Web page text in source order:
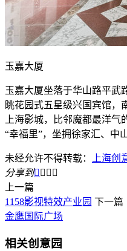
玉嘉大厦
玉嘉大厦坐落于华山路平武
眺花园式五星级兴国宾馆，
上海影城，比邻魔都最洋气
“幸福里”，坐拥徐家汇、中
未经允许不得转载： 上海创
分享到   
上一篇
1158影视特效产业园 下一篇
金鹰国际广场
相关创意园